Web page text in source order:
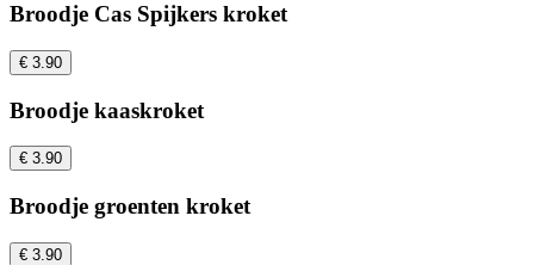
Broodje Cas Spijkers kroket
€ 3.90
Broodje kaaskroket
€ 3.90
Broodje groenten kroket
€ 3.90